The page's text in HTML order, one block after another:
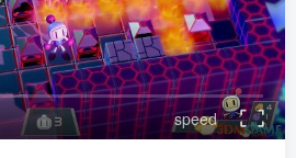
speed